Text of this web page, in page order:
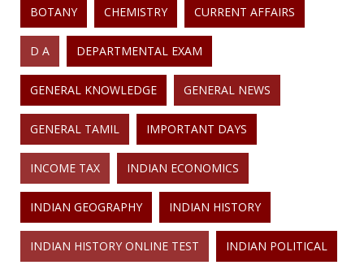
BOTANY CHEMISTRY CURRENT AFFAIRS
D A DEPARTMENTAL EXAM
GENERAL KNOWLEDGE GENERAL NEWS
GENERAL TAMIL IMPORTANT DAYS
INCOME TAX INDIAN ECONOMICS
INDIAN GEOGRAPHY INDIAN HISTORY
INDIAN HISTORY ONLINE TEST INDIAN POLITICAL